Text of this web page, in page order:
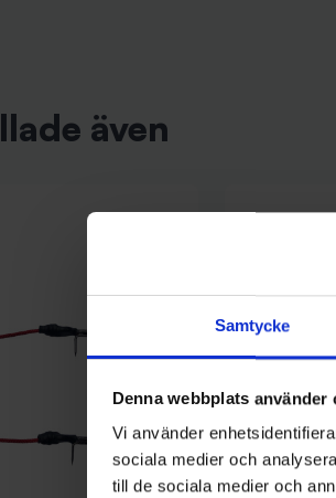
Samtycke
Denna webbplats använder
Vi använder
sociala medier och
till de sociala medier och
även